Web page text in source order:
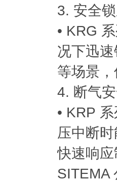
3. 安全
• KRG
况下迅
等场景
4. 断气
• KRP
压中断
快速响
SITEMA